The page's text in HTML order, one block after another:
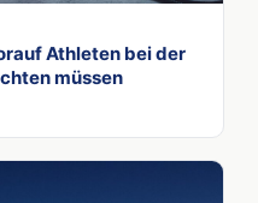
Athleten bei der
müssen